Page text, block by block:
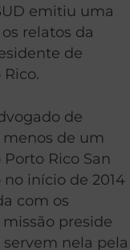
emitiu uma
relatos da
de
de
de um
Rico San
início de 2014
com os
preside
nela pela